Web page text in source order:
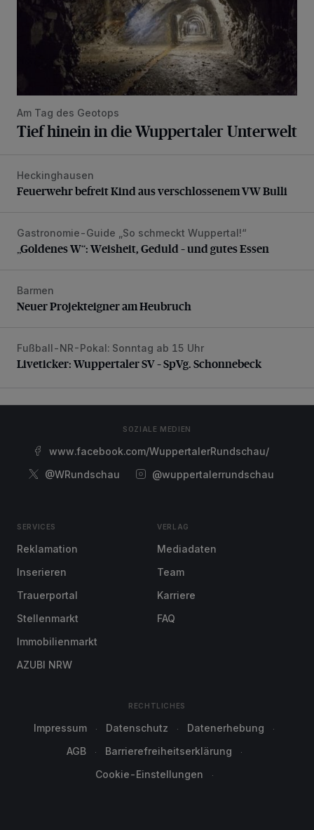
Am Tag des Geotops
Tief hinein in die Wuppertaler Unterwelt
Feuerwehr befreit Kind aus verschlossenem VW Bulli
Heckinghausen
Feuerwehr befreit Kind aus verschlossenem VW Bulli
„Goldenes W“: Weisheit, Geduld – und gutes Essen
Gastronomie-Guide „So schmeckt Wuppertal!“
„Goldenes W“: Weisheit, Geduld – und gutes Essen
Neuer Projekteigner am Heubruch
Barmen
Neuer Projekteigner am Heubruch
Liveticker: Wuppertaler SV – SpVg. Schonnebeck
Fußball-NR-Pokal: Sonntag ab 15 Uhr
Liveticker: Wuppertaler SV – SpVg. Schonnebeck
SOZIALE MEDIEN
www.facebook.com/WuppertalerRundschau/
@WRundschau
@wuppertalerrundschau
SERVICES
Reklamation
Inserieren
Trauerportal
Stellenmarkt
Immobilienmarkt
AZUBI NRW
VERLAG
Mediadaten
Team
Karriere
FAQ
RECHTLICHES
Impressum Datenschutz
Datenerhebung
AGB
Barrierefreiheitserklärung
Cookie-Einstellungen